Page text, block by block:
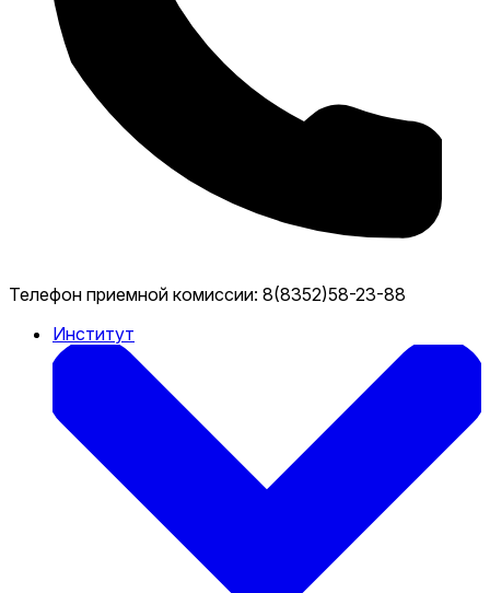
Телефон приемной комиссии: 8(8352)58-23-88
Институт